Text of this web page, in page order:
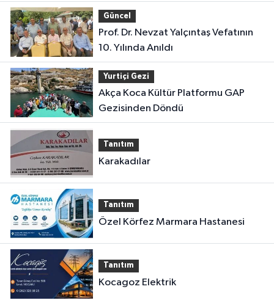
Güncel
Prof. Dr. Nevzat Yalçıntaş Vefatının
10. Yılında Anıldı
Yurtiçi Gezi
Akça Koca Kültür Platformu GAP
Gezisinden Döndü
Tanıtım
Karakadılar
Tanıtım
Özel Körfez Marmara Hastanesi
Tanıtım
Kocagoz Elektrik